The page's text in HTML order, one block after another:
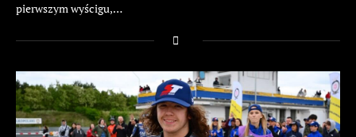
pierwszym wyścigu,…